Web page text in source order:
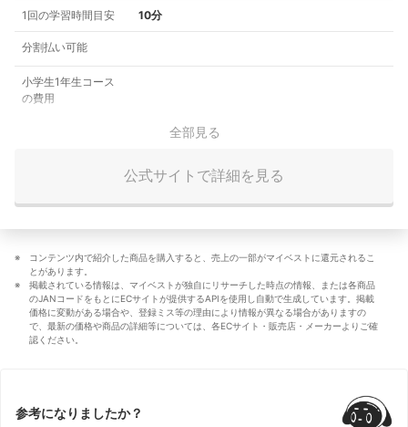
1回の学習時間目安 10分
分割払い可能
小学生1年生コース
の費用
全部見る
公式サイトで詳細を見る
コンテンツ内で紹介した商品を購入すると、売上の一部がマイベストに還元されるこ
とがあります。
掲載されている情報は、マイベストが独自にリサーチした時点の情報、または各商品
のJANコードをもとにECサイトが提供するAPIを使用し自動で生成しています。掲載
価格に変動がある場合や、登録ミス等の理由により情報が異なる場合がありますの
で、最新の価格や商品の詳細等については、各ECサイト・販売店・メーカーよりご確
認ください。
参考になりましたか？